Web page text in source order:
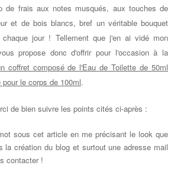
de frais aux notes musqués, aux touches de
et de bois blancs, bref un véritable bouquet
jour ! Tellement que j'en ai vidé mon
propose donc d'offrir pour l'occasion à la
coffret composé de l'Eau de Toilette de 50ml
le corps de 100ml.
de bien suivre les points cités ci-après :
sous cet article en me précisant le look que
la création du blog et surtout une adresse mail
contacter !